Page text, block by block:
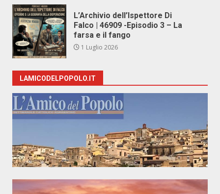
L’Archivio dell’Ispettore Di
Falco | 46909 -Episodio 3 – La
farsa e il fango
1 Luglio 2026
LAMICODELPOPOLO.IT